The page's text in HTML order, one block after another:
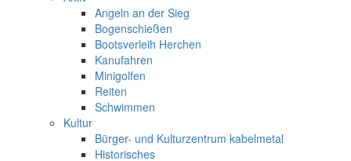
Angeln an der Sieg
Bogenschießen
Bootsverleih Herchen
Kanufahren
Minigolfen
Reiten
Schwimmen
Kultur
Bürger- und Kulturzentrum kabelmetal
Historisches